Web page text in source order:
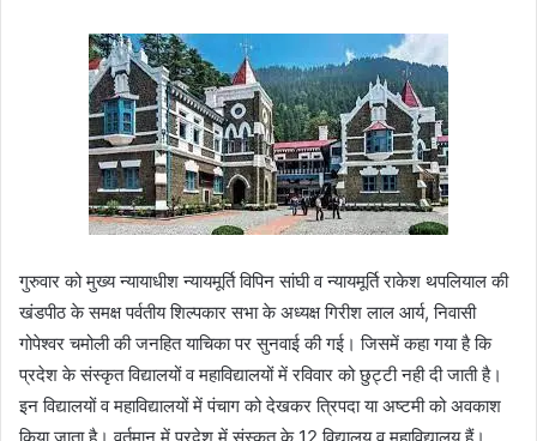
गुरुवार को मुख्य न्यायाधीश न्यायमूर्ति विपिन सांघी व न्यायमूर्ति राकेश थपलियाल की
खंडपीठ के समक्ष पर्वतीय शिल्पकार सभा के अध्यक्ष गिरीश लाल आर्य, निवासी
गोपेश्वर चमोली की जनहित याचिका पर सुनवाई की गई। जिसमें कहा गया है कि
प्रदेश के संस्कृत विद्यालयों व महाविद्यालयों में रविवार को छुट्टी नही दी जाती है।
इन विद्यालयों व महाविद्यालयों में पंचाग को देखकर त्रिपदा या अष्टमी को अवकाश